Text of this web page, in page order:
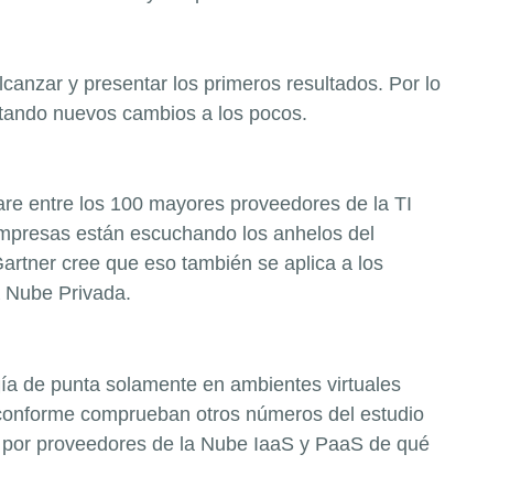
y presentar los primeros resultados. Por lo
nuevos cambios a los pocos.
entre los 100 mayores proveedores de la TI
están escuchando los anhelos del
cree que eso también se aplica a los
Privada.
de punta solamente en ambientes virtuales
comprueban otros números del estudio
proveedores de la Nube IaaS y PaaS de qué